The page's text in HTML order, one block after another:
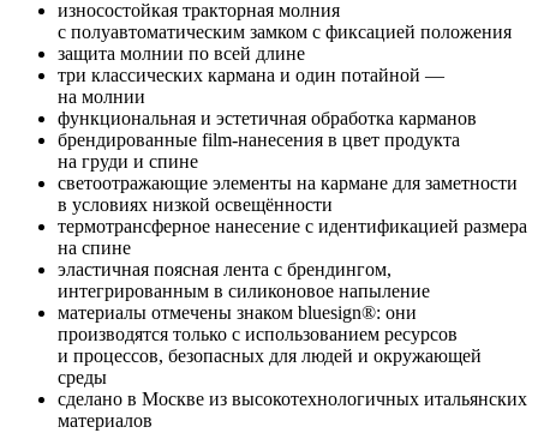
износостойкая тракторная молния
с полуавтоматическим замком с фиксацией положения
защита молнии по всей длине
три классических кармана и один потайной —
на молнии
функциональная и эстетичная обработка карманов
брендированные film-нанесения в цвет продукта
на груди и спине
светоотражающие элементы на кармане для заметности
в условиях низкой освещённости
термотрансферное нанесение с идентификацией размера
на спине
эластичная поясная лента с брендингом,
интегрированным в силиконовое напыление
материалы отмечены знаком bluesign®: они
производятся только с использованием ресурсов
и процессов, безопасных для людей и окружающей
среды
сделано в Москве из высокотехнологичных итальянских
материалов